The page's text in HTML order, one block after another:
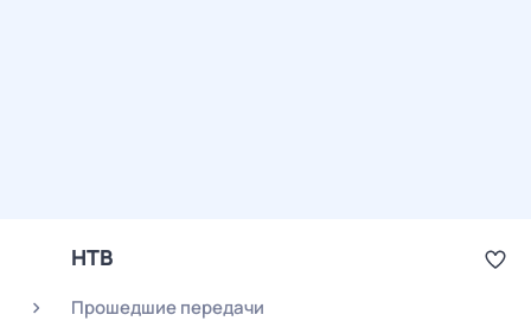
НТВ
Прошедшие передачи